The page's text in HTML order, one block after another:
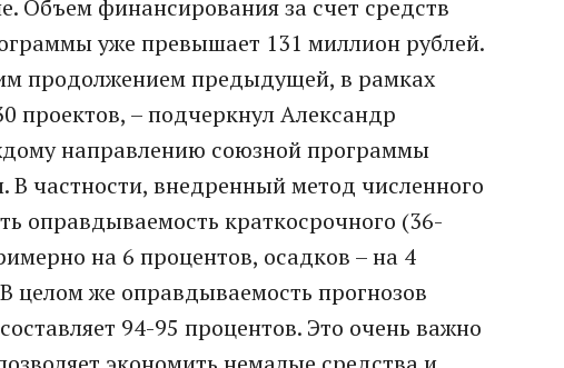
Объем финансирования за счет средств
уже превышает 131 миллион рублей.
продолжением предыдущей, в рамках
проектов, – подчеркнул Александр
направлению союзной программы
В частности, внедренный метод численного
оправдываемость краткосрочного (36-
на 6 процентов, осадков – на 4
целом же оправдываемость прогнозов
94-95 процентов. Это очень важно